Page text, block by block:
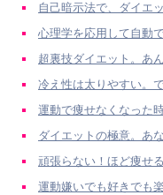
自己暗示法で、ダイエ
心理学を応用して自動
超裏技ダイエット。あ
冷え性は太りやすい。
運動で痩せなくなった
ダイエットの極意。あ
頑張らない！ほど痩せ
運動嫌いでも好きでも